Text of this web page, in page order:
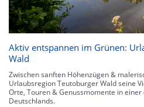
Aktiv entspannen im Grünen:
Wald
Zwischen sanften Höhenzügen &
Urlaubsregion Teutoburger Wald seine
Orte, Touren & Genussmomente in
Deutschlands.